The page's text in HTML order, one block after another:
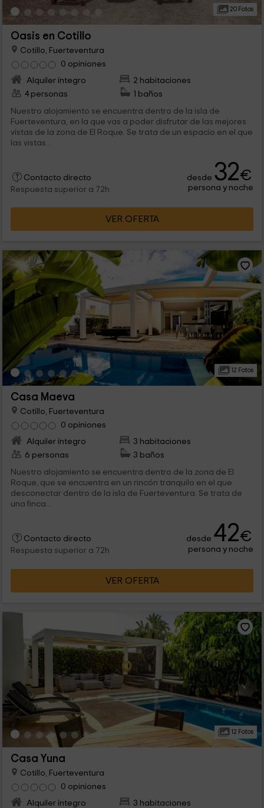
20 Fotos
Oasis en Cotillo
Cotillo, Fuerteventura
0 opiniones
Alquiler íntegro
2 habitaciones
4 personas
1 baños
Nuestro alojamiento se encuentra dentro de la isla de
Fuerteventura, en la que vas a poder disfrutar de las mejores
vistas de la zona de El Roque. Se trata de un espacio en el que
las vistas...
Contacto directo
Respuesta superior a 72h
desde 32€
persona y noche
VER OFERTA
12 Fotos
Casa Maeva
Cotillo, Fuerteventura
0 opiniones
Alquiler íntegro
3 habitaciones
6 personas
3 baños
Nuestro alojamiento se encuentra dentro de la zona de El
Roque, que se encuentra en un rincón tranquilo en el que
desconectar dentro de la isla de Fuerteventura. Se trata de
una finca...
Contacto directo
Respuesta superior a 72h
desde 42€
persona y noche
VER OFERTA
12 Fotos
Casa Yuna
Cotillo, Fuerteventura
0 opiniones
Alquiler íntegro
3 habitaciones